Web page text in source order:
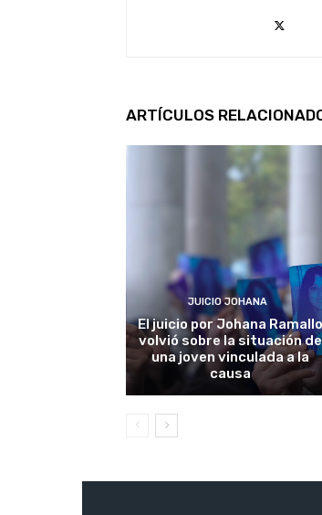
ARTÍCULOS
JUICIO JOHANA
El juicio por Johana Ramallo
volvió sobre la situación de
una joven vinculada a la
causa